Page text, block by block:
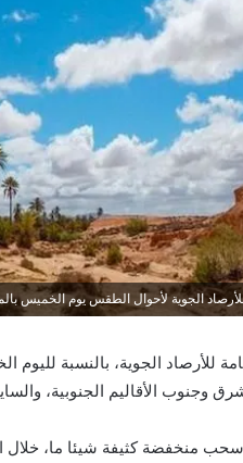
الجوية لأحوال الطقس يوم الخميس
للأرصاد الجوية، بالنسبة
وجنوب الأقاليم الجنوبية،
منخفضة كثيفة شيئا ما، خلال